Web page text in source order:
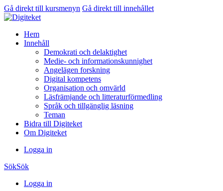
Gå direkt till kursmenyn Gå direkt till innehållet
Hem
Innehåll
Demokrati och delaktighet
Medie- och informationskunnighet
Angelägen forskning
Digital kompetens
Organisation och omvärld
Läsfrämjande och litteraturförmedling
Språk och tillgänglig läsning
Teman
Bidra till Digiteket
Om Digiteket
Logga in
SökSök
Logga in